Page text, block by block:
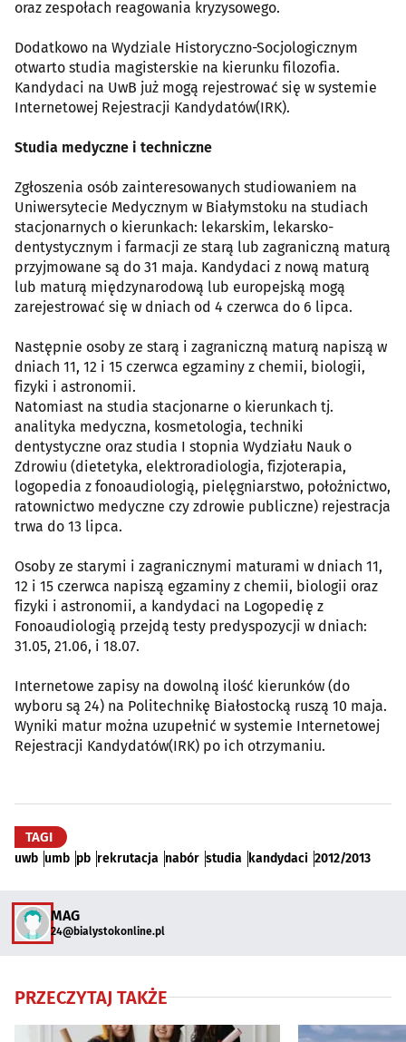
oraz zespołach reagowania kryzysowego.
Dodatkowo na Wydziale Historyczno-Socjologicznym
otwarto studia magisterskie na kierunku filozofia.
Kandydaci na UwB już mogą rejestrować się w systemie
Internetowej Rejestracji Kandydatów(IRK).
Studia medyczne i techniczne
Zgłoszenia osób zainteresowanych studiowaniem na
Uniwersytecie Medycznym w Białymstoku na studiach
stacjonarnych o kierunkach: lekarskim, lekarsko-
dentystycznym i farmacji ze starą lub zagraniczną maturą
przyjmowane są do 31 maja. Kandydaci z nową maturą
lub maturą międzynarodową lub europejską mogą
zarejestrować się w dniach od 4 czerwca do 6 lipca.
Następnie osoby ze starą i zagraniczną maturą napiszą w
dniach 11, 12 i 15 czerwca egzaminy z chemii, biologii,
fizyki i astronomii.
Natomiast na studia stacjonarne o kierunkach tj.
analityka medyczna, kosmetologia, techniki
dentystyczne oraz studia I stopnia Wydziału Nauk o
Zdrowiu (dietetyka, elektroradiologia, fizjoterapia,
logopedia z fonoaudiologią, pielęgniarstwo, położnictwo,
ratownictwo medyczne czy zdrowie publiczne) rejestracja
trwa do 13 lipca.
Osoby ze starymi i zagranicznymi maturami w dniach 11,
12 i 15 czerwca napiszą egzaminy z chemii, biologii oraz
fizyki i astronomii, a kandydaci na Logopedię z
Fonoaudiologią przejdą testy predyspozycji w dniach:
31.05, 21.06, i 18.07.
Internetowe zapisy na dowolną ilość kierunków (do
wyboru są 24) na Politechnikę Białostocką ruszą 10 maja.
Wyniki matur można uzupełnić w systemie Internetowej
Rejestracji Kandydatów(IRK) po ich otrzymaniu.
TAGI
uwb umb pb rekrutacja nabór studia kandydaci 2012/2013
MAG
24@bialystokonline.pl
PRZECZYTAJ TAKŻE